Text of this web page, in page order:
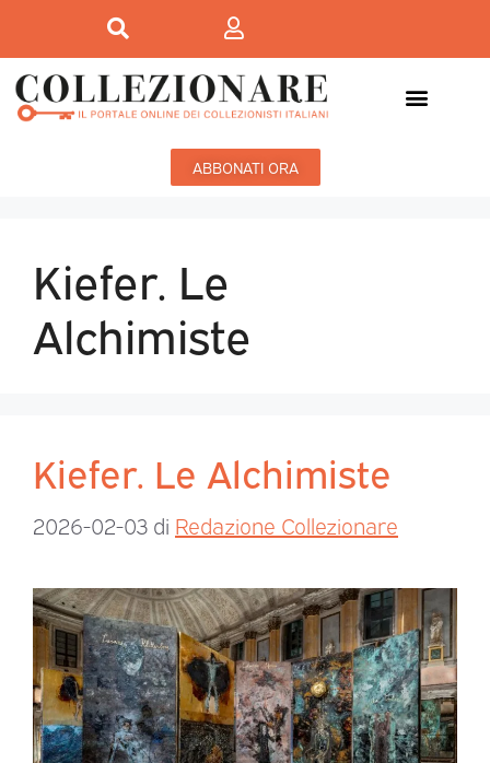
ABBONATI ORA
Kiefer. Le
Alchimiste
Kiefer. Le Alchimiste
2026-02-03 di Redazione Collezionare